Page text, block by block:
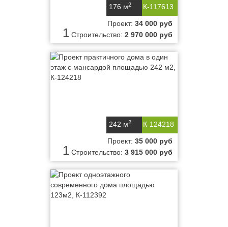
К-117613
176 м2
1
Проект: 34 000 руб
Строительство: 2 970 000 руб
К-124218
242 м2
1
Проект: 35 000 руб
Строительство: 3 915 000 руб